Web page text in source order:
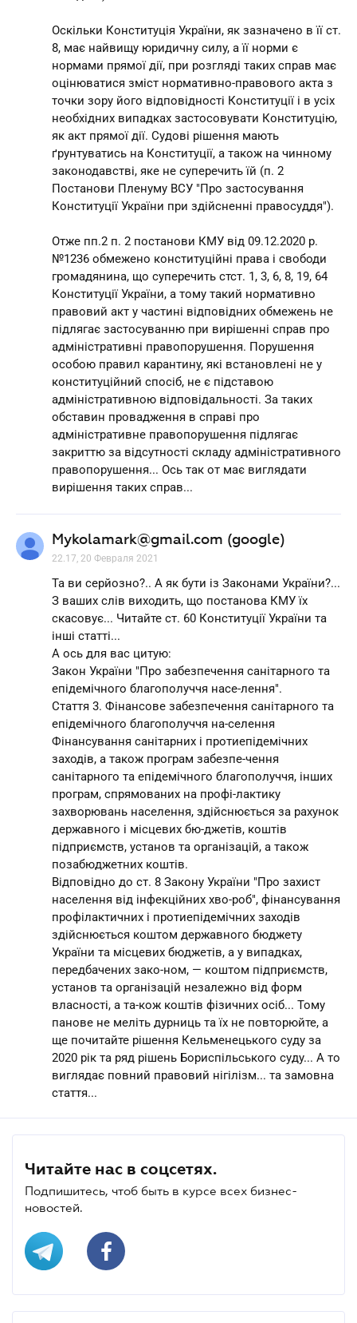
Оскільки Конституція України, як зазначено в її ст.
8, має найвищу юридичну силу, а її норми є
нормами прямої дії, при розгляді таких справ має
оцінюватися зміст нормативно-правового акта з
точки зору його відповідності Конституції і в усіх
необхідних випадках застосовувати Конституцію,
як акт прямої дії. Судові рішення мають
ґрунтуватись на Конституції, а також на чинному
законодавстві, яке не суперечить їй (п. 2
Постанови Пленуму ВСУ "Про застосування
Конституції України при здійсненні правосуддя").
Отже пп.2 п. 2 постанови КМУ від 09.12.2020 р.
№1236 обмежено конституційні права і свободи
громадянина, що суперечить стст. 1, 3, 6, 8, 19, 64
Конституції України, а тому такий нормативно
правовий акт у частині відповідних обмежень не
підлягає застосуванню при вирішенні справ про
адміністративні правопорушення. Порушення
особою правил карантину, які встановлені не у
конституційний спосіб, не є підставою
адміністративною відповідальності. За таких
обставин провадження в справі про
адміністративне правопорушення підлягає
закриттю за відсутності складу адміністративного
правопорушення... Ось так от має виглядати
вирішення таких справ...
Mykolamark@gmail.com (google)
22.17, 20 Февраля 2021
Та ви серйозно?.. А як бути із Законами України?...
З ваших слів виходить, що постанова КМУ їх
скасовує... Читайте ст. 60 Конституції України та
інші статті...
А ось для вас цитую:
Закон України "Про забезпечення санітарного та
епідемічного благополуччя насе-лення".
Стаття 3. Фінансове забезпечення санітарного та
епідемічного благополуччя на-селення
Фінансування санітарних і протиепідемічних
заходів, а також програм забезпе-чення
санітарного та епідемічного благополуччя, інших
програм, спрямованих на профі-лактику
захворювань населення, здійснюється за рахунок
державного і місцевих бю-джетів, коштів
підприємств, установ та організацій, а також
позабюджетних коштів.
Відповідно до ст. 8 Закону України "Про захист
населення від інфекційних хво-роб", фінансування
профілактичних і протиепідемічних заходів
здійснюється коштом державного бюджету
України та місцевих бюджетів, а у випадках,
передбачених зако-ном, — коштом підприємств,
установ та організацій незалежно від форм
власності, а та-кож коштів фізичних осіб... Тому
панове не меліть дурниць та їх не повторюйте, а
ще почитайте рішення Кельменецького суду за
2020 рік та ряд рішень Бориспільського суду... А то
виглядає повний правовий нігілізм... та замовна
стаття...
Читайте нас в соцсетях.
Подпишитесь, чтоб быть в курсе всех бизнес-
новостей.